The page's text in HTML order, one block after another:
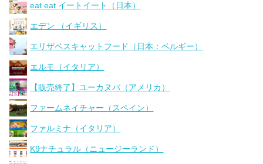
eat eat イートイート（日本）
エデン （イギリス）
エリザベスキャットフード（日本：ベルギー）
エルモ（イタリア）
【販売終了】ユーカヌバ（アメリカ）
ファームネイチャー（スペイン）
ファルミナ（イタリア）
K9ナチュラル（ニュージーランド）